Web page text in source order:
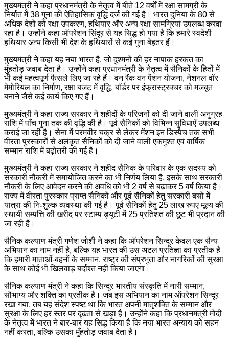
मुख्यमंत्री ने कहा प्रधानमंत्री के नेतृत्व में बीते 12 वर्षों में रक्षा सामग्री के
निर्यात में 38 गुना की ऐतिहासिक वृद्धि दर्ज की गई है। भारत दुनिया के 80 से
अधिक देशों को रक्षा उपकरण, हथियार और अन्य रक्षा सामग्रियां उपलब्ध करवा
रहा है। उन्होंने कहा ऑपरेशन सिंदूर से यह सिद्ध हो गया है कि हमारे स्वदेशी
हथियार अन्य किसी भी देश के हथियारों से कई गुना बेहतर हैं।
मुख्यमंत्री ने कहा यह नया भारत है, जो दुश्मनों की हर नापाक हरकत का
मुंहतोड़ जवाब देता है। उन्होंने कहा प्रधानमंत्री के नेतृत्व में सैनिकों के हितों में
भी कई महत्वपूर्ण फैसले लिए जा रहे हैं। वन रैंक वन पेंशन योजना, नेशनल वॉर
मेमोरियल का निर्माण, रक्षा बजट में वृद्धि, बॉर्डर पर इंफ्रास्ट्रक्चर को मजबूत
बनाने जैसे कई कार्य किए गए हैं।
मुख्यमंत्री ने कहा राज्य सरकार ने शहीदों के परिजनों को दी जाने वाली अनुग्रह
राशि में पाँच गुना तक की वृद्धि की है। पूर्व सैनिकों को विभिन्न सुविधाएँ उपलब्ध
कराई जा रही है। सेना में परमवीर चक्र से लेकर मेंशन इन डिस्पैच तक सभी
वीरता पुरस्कारों से अलंकृत सैनिकों को दी जाने वाली एकमुश्त एवं वार्षिक
सम्मान राशि में बढ़ोतरी की गई है।
मुख्यमंत्री ने कहा राज्य सरकार ने शहीद सैनिक के परिवार के एक सदस्य को
सरकारी नौकरी में समायोजित करने का भी निर्णय लिया है, इसके साथ सरकारी
नौकरी के लिए आवेदन करने की अवधि को भी 2 वर्ष से बढ़ाकर 5 वर्ष किया है।
राज्य में वीरता पुरस्कार प्राप्त सैनिकों और पूर्व सैनिकों हेतु सरकारी बसों में
यात्रा की निःशुल्क व्यवस्था की गई है। पूर्व सैनिकों हेतु 25 लाख रुपए मूल्य की
स्थायी सम्पत्ति की खरीद पर स्टाम्प ड्यूटी में 25 प्रतिशत की छूट भी प्रदान की
जा रही है।
सैनिक कल्याण मंत्री गणेश जोशी ने कहा कि ऑपरेशन सिन्दूर केवल एक सैन्य
अभियान का नाम नहीं है, बल्कि यह भारत की उस अटल प्रतिज्ञा का प्रतीक है
कि हमारी माताओं-बहनों के सम्मान, राष्ट्र की संप्रभुता और नागरिकों की सुरक्षा
के साथ कोई भी खिलवाड़ बर्दाश्त नहीं किया जाएगा।
सैनिक कल्याण मंत्री ने कहा कि सिन्दूर भारतीय संस्कृति में नारी सम्मान,
सौभाग्य और शक्ति का प्रतीक है। जब इस अभियान का नाम ऑपरेशन सिन्दूर
रखा गया, तब यह संदेश स्पष्ट था कि भारत अपनी मातृशक्ति के सम्मान और
सुरक्षा के लिए हर स्तर पर दृढ़ता से खड़ा है। उन्होंने कहा कि प्रधानमंत्री मोदी
के नेतृत्व में भारत ने बार-बार यह सिद्ध किया है कि नया भारत अन्याय को सहन
नहीं करता, बल्कि उसका मुँहतोड़ जवाब देता है।